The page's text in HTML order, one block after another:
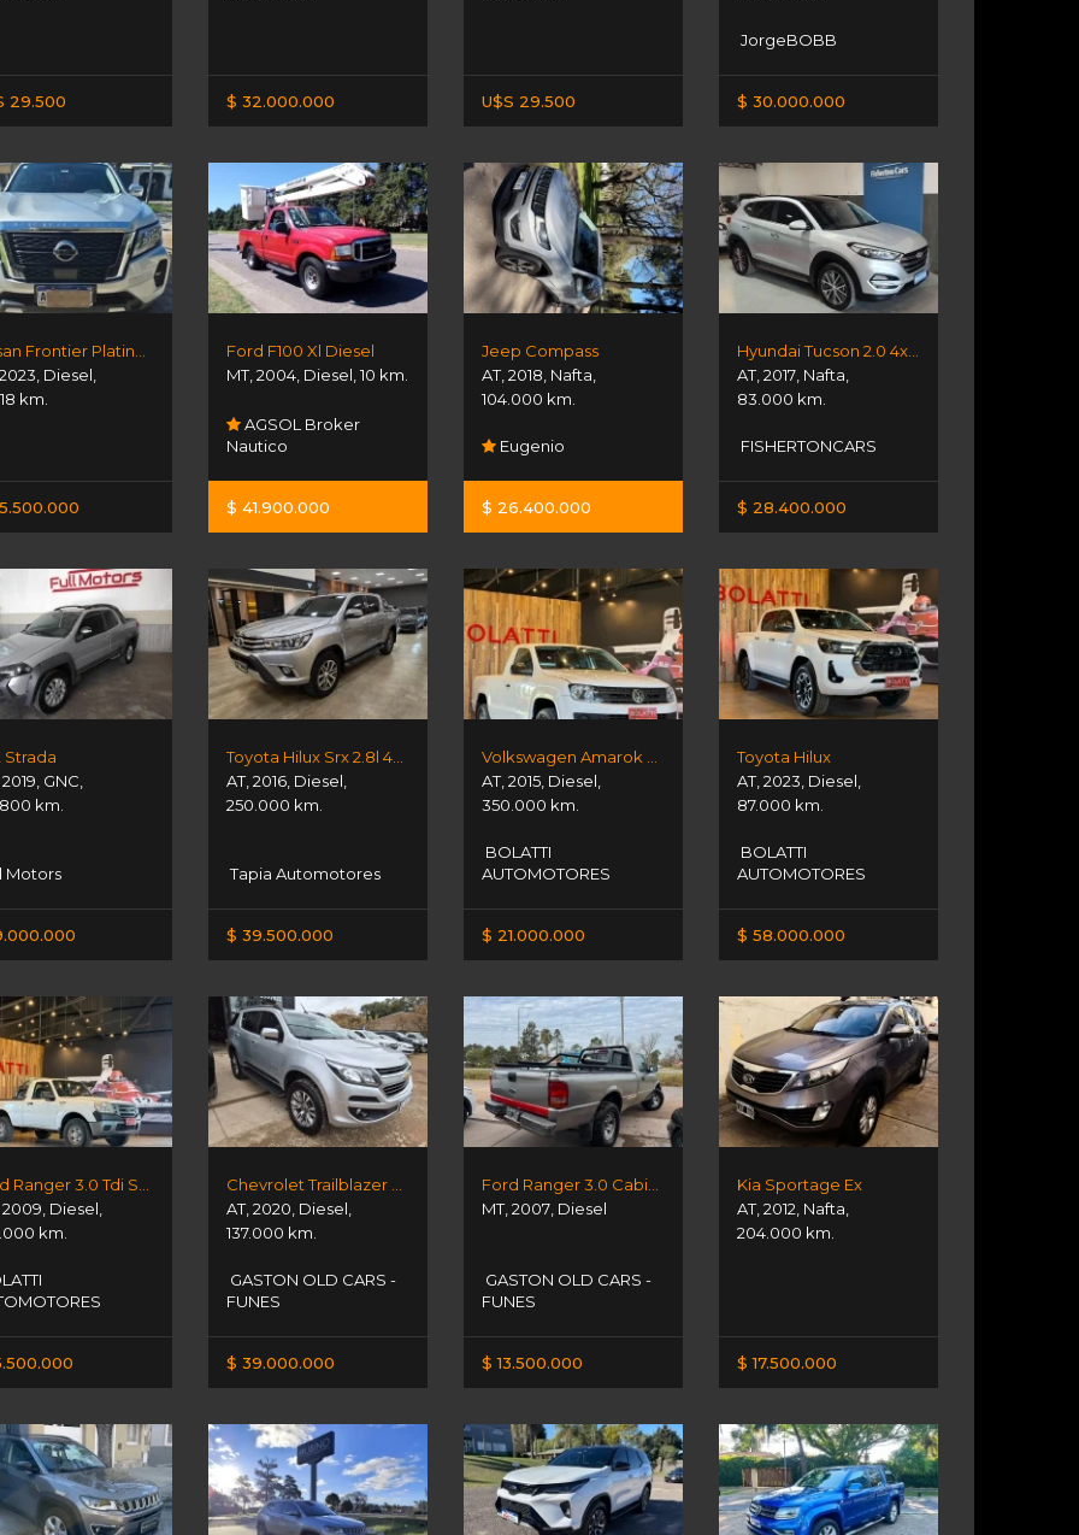
29.500 $ 32.000.000 U$S 29.500
JorgeBOBB
$ 30.000.000
Nissan Frontier Platinum 4×4 At
, Diesel,
km.
Ford F100 Xl Diesel
MT,2004, Diesel,10 km.
AGSOL Broker
Nautico
$ 41.900.000
Jeep Compass
AT,2018, Nafta,
104.000 km.
Eugenio
$ 26.400.000
Hyundai Tucson 2.0 4x4 Premium At
AT,2017, Nafta,
83.000 km.
FISHERTONCARS
$ 28.400.000
Strada
2019, GNC,
km.
Motors
Toyota Hilux Srx 2.8l 4x4 At
AT,2016, Diesel,
250.000 km.
Tapia Automotores
$ 39.500.000
Volkswagen Amarok Cs 2.0l Tdi 140cv
AT,2015, Diesel,
350.000 km.
BOLATTI
AUTOMOTORES
$ 21.000.000
Toyota Hilux
AT,2023, Diesel,
87.000 km.
BOLATTI
AUTOMOTORES
$ 58.000.000
Ford Ranger 3.0 Tdi Sc 4x2 Xl
2009, Diesel,
km.
Chevrolet Trailblazer Premier
AT,2020, Diesel,
137.000 km.
GASTON OLD CARS -
FUNES
$ 39.000.000
Ford Ranger 3.0 Cabina Simple
MT,2007, Diesel
GASTON OLD CARS -
FUNES
$ 13.500.000
Kia Sportage Ex
AT,2012, Nafta,
204.000 km.
$ 17.500.000